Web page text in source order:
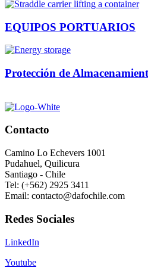
EQUIPOS PORTUARIOS
Protección de
Contacto
Camino Lo Echevers 1001
Pudahuel, Quilicura
Santiago - Chile
Tel: (+562) 2925 3411
Email: contacto@dafochile.com
Redes Sociales
LinkedIn
Youtube